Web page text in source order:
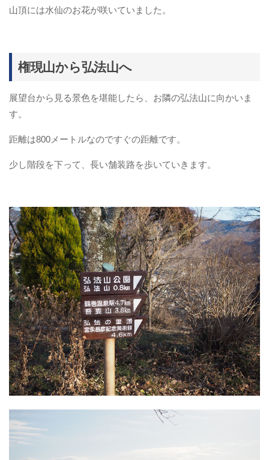
山頂には水仙のお花が咲いていました。
権現山から弘法山へ
展望台から見る景色を堪能したら、お隣の弘法山に向かいま
す。
距離は800メートルなのですぐの距離です。
少し階段を下って、長い舗装路を歩いていきます。